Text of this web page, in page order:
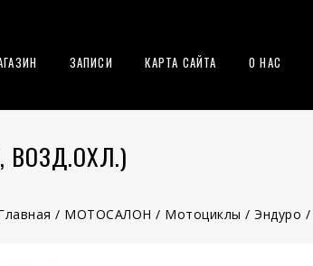
ЗАПИСИ КАРТА САЙТА О НАС
ВОЗД.ОХЛ.)
/ МОТОСАЛОН / Мотоциклы / Эндуро /